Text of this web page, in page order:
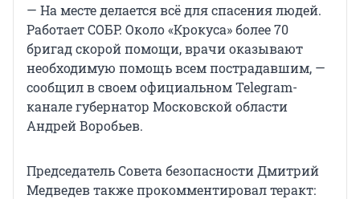
— На месте делается всё для спасения людей.
Работает СОБР. Около «Крокуса» более 70
бригад скорой помощи, врачи оказывают
необходимую помощь всем пострадавшим, —
сообщил в своем официальном Telegram-
канале губернатор Московской области
Андрей Воробьев.
Председатель Совета безопасности Дмитрий
Медведев также прокомментировал теракт: